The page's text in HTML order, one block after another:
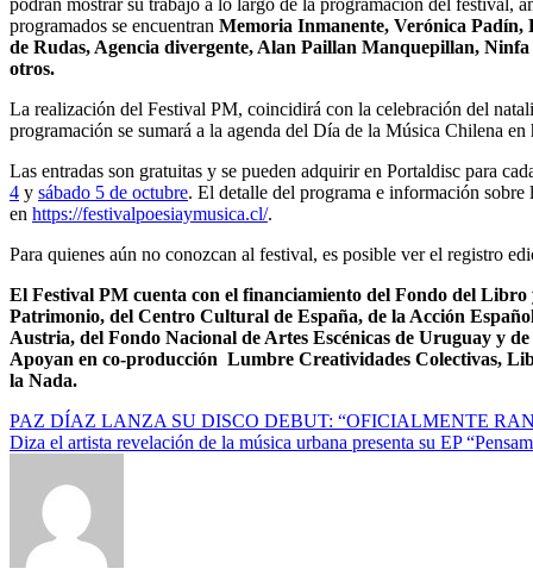
podrán mostrar su trabajo a lo largo de la programación del festival,
programados se encuentran Memoria Inmanente, Verónica
de Rudas, Agencia divergente, Alan Paillan Manquepillan,
otros.
La realización del Festival PM, coincidirá con la celebración del
programación se sumará a la agenda del Día de la Música Chilena
Las entradas son gratuitas y se pueden adquirir en Portaldisc para
4 y sábado 5 de octubre. El detalle del programa e información sobre
en https://festivalpoesiaymusica.cl/.
Para quienes aún no conozcan al festival, es posible ver el registro
El Festival PM cuenta con el financiamiento del Fondo del
Patrimonio, del Centro Cultural de España, de la Acción
Austria, del Fondo Nacional de Artes Escénicas de Uruguay y
Apoyan en co-producción Lumbre Creatividades Colectivas,
la Nada.
Navegación
de
entradas
PAZ DÍAZ LANZA SU DISCO DEBUT: “OFICIALMENTE
Diza el artista revelación de la música urbana presenta su EP